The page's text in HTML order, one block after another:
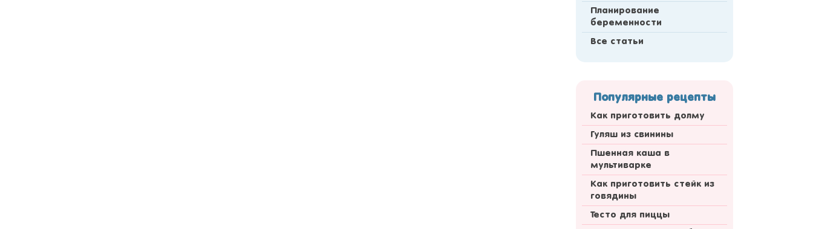
Планирование
беременности
Все статьи
Популярные рецепты
Как приготовить долму
Гуляш из свинины
Пшенная каша в
мультиварке
Как приготовить стейк из
говядины
Тесто для пиццы